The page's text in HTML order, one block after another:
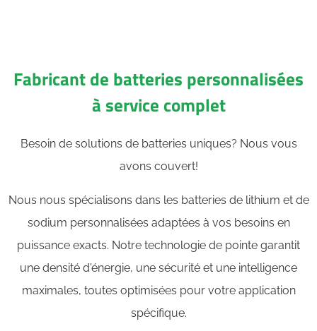
Fabricant de batteries personnalisées
à service complet
Besoin de solutions de batteries uniques? Nous vous
avons couvert!
Nous nous spécialisons dans les batteries de lithium et de
sodium personnalisées adaptées à vos besoins en
puissance exacts. Notre technologie de pointe garantit
une densité d'énergie, une sécurité et une intelligence
maximales, toutes optimisées pour votre application
spécifique.